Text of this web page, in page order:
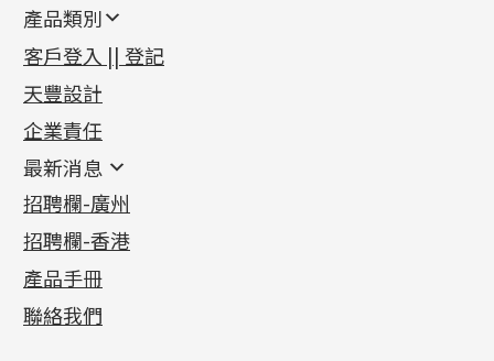
產品類別
新產品
足金系列
足金配件
機織鏈系列
珠仔鏈
镶口链
管狀網鏈
十字車花鏈系列
十字閃O鏈系列
十字錘打鏈系列
側身車花鏈系列
側身鏈系列
首飾配件
耳環類配件
卷迫系列
螺絲迫系列
梅花迫系列
平臺迫系列
綫拍系列
美拍系列
鏈類配件
動感車花吊墜
調節珠系列
生圈扣系列
龍蝦扣系列
鴨俐制系列
其他類配件
珠盤系列
袖口鈕系列
焊片及鐳射綫
空心車花管
珠類配件
無孔光身珠
空心光身珠
無孔批花珠
鑲口類
四爪頭系列
六爪頭系列
車花片
動感車花片
鑲口戒指
鑲口手鏈系列
首飾系列
手镯系列
戒指系列
空心耳環
空心车花管首饰链
空心手鐲系列
貴金屬原料
千足金
記憶金屬系列
記憶戒指
拉簧珠珠手鏈
記憶鈦手鐲
客戶登入 || 登記
天豐設計
企業責任
最新消息
最新消息
各項證書(2)
相片集(9)
展覽會資訊
最新產品資訊
招聘欄-廣州
招聘欄-香港
產品手冊
聯絡我們